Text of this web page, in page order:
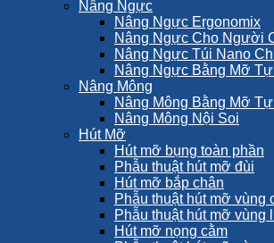
Nâng Ngực
Nâng Ngực Ergonomix
Nâng Ngực Cho Người
Nâng Ngực Túi Nano
Nâng Ngực Bằng Mỡ
Nâng Mông
Nâng Mông Bằng Mỡ
Nâng Mông Nội Soi
Hút Mỡ
Hút mỡ bụng toàn phần
Phẫu thuật hút mỡ đùi
Hút mỡ bắp chân
Phẫu thuật hút mỡ vùng
Phẫu thuật hút mỡ vùng
Hút mỡ nọng cằm